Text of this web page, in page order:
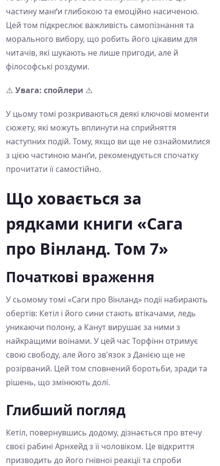
частину манґи глибокою та емоційно насиченою.
Цей том підкреслює важливість самопізнання та
морального вибору, що робить його цікавим для
читачів, які шукають не лише пригоди, але й
філософські роздуми.
⚠️ Увага: спойлери ⚠️
У цьому томі розкриваються деякі ключові моменти
сюжету, які можуть вплинути на сприйняття
наступних подій. Тому, якщо ви ще не ознайомилися
з цією частиною манґи, рекомендується спочатку
прочитати її самостійно.
Що ховається за
рядками книги «Сага
про Вінланд. Том 7»
Початкові враження
У сьомому томі «Саги про Вінланд» події набирають
обертів: Кетіл і його сини стають втікачами, ледь
уникаючи полону, а Канут вирушає за ними з
найкращими воїнами. У цей час Торфінн отримує
свою свободу, але його зв'язок з Данією ще не
розірваний. Цей том сповнений боротьби, зради та
рішень, що змінюють долі.
Глибший погляд
Кетіл, повернувшись додому, дізнається про втечу
своєї рабині Арнхейд з її чоловіком. Це відкриття
призводить до його гнівної реакції та спроби